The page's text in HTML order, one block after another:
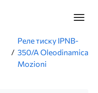
Реле тиску IPNB-
350/A Oleodinamica
Mozioni